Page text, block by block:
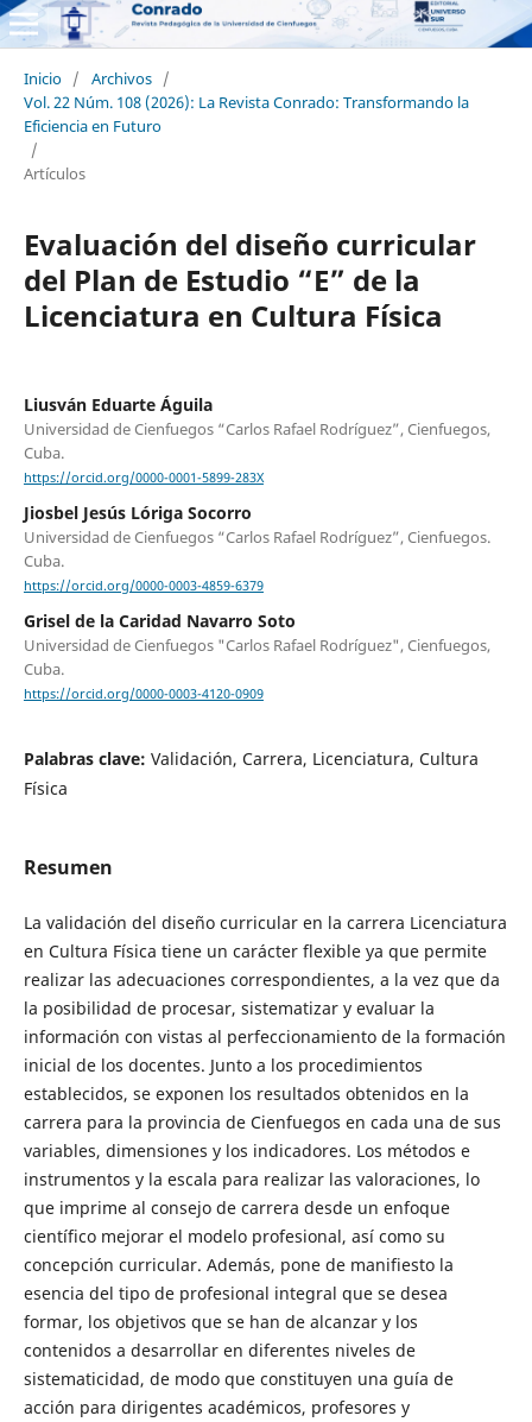
Inicio / Archivos /
Vol. 22 Núm. 108 (2026): La Revista Conrado: Transformando la
Eficiencia en Futuro
/
Artículos
Evaluación del diseño curricular
del Plan de Estudio “E” de la
Licenciatura en Cultura Física
Liusván Eduarte Águila
Universidad de Cienfuegos “Carlos Rafael Rodríguez”, Cienfuegos,
Cuba.
https://orcid.org/0000-0001-5899-283X
Jiosbel Jesús Lóriga Socorro
Universidad de Cienfuegos “Carlos Rafael Rodríguez”, Cienfuegos.
Cuba.
https://orcid.org/0000-0003-4859-6379
Grisel de la Caridad Navarro Soto
Universidad de Cienfuegos "Carlos Rafael Rodríguez", Cienfuegos,
Cuba.
https://orcid.org/0000-0003-4120-0909
Palabras clave: Validación, Carrera, Licenciatura, Cultura
Física
Resumen
La validación del diseño curricular en la carrera Licenciatura
en Cultura Física tiene un carácter flexible ya que permite
realizar las adecuaciones correspondientes, a la vez que da
la posibilidad de procesar, sistematizar y evaluar la
información con vistas al perfeccionamiento de la formación
inicial de los docentes. Junto a los procedimientos
establecidos, se exponen los resultados obtenidos en la
carrera para la provincia de Cienfuegos en cada una de sus
variables, dimensiones y los indicadores. Los métodos e
instrumentos y la escala para realizar las valoraciones, lo
que imprime al consejo de carrera desde un enfoque
científico mejorar el modelo profesional, así como su
concepción curricular. Además, pone de manifiesto la
esencia del tipo de profesional integral que se desea
formar, los objetivos que se han de alcanzar y los
contenidos a desarrollar en diferentes niveles de
sistematicidad, de modo que constituyen una guía de
acción para dirigentes académicos, profesores y